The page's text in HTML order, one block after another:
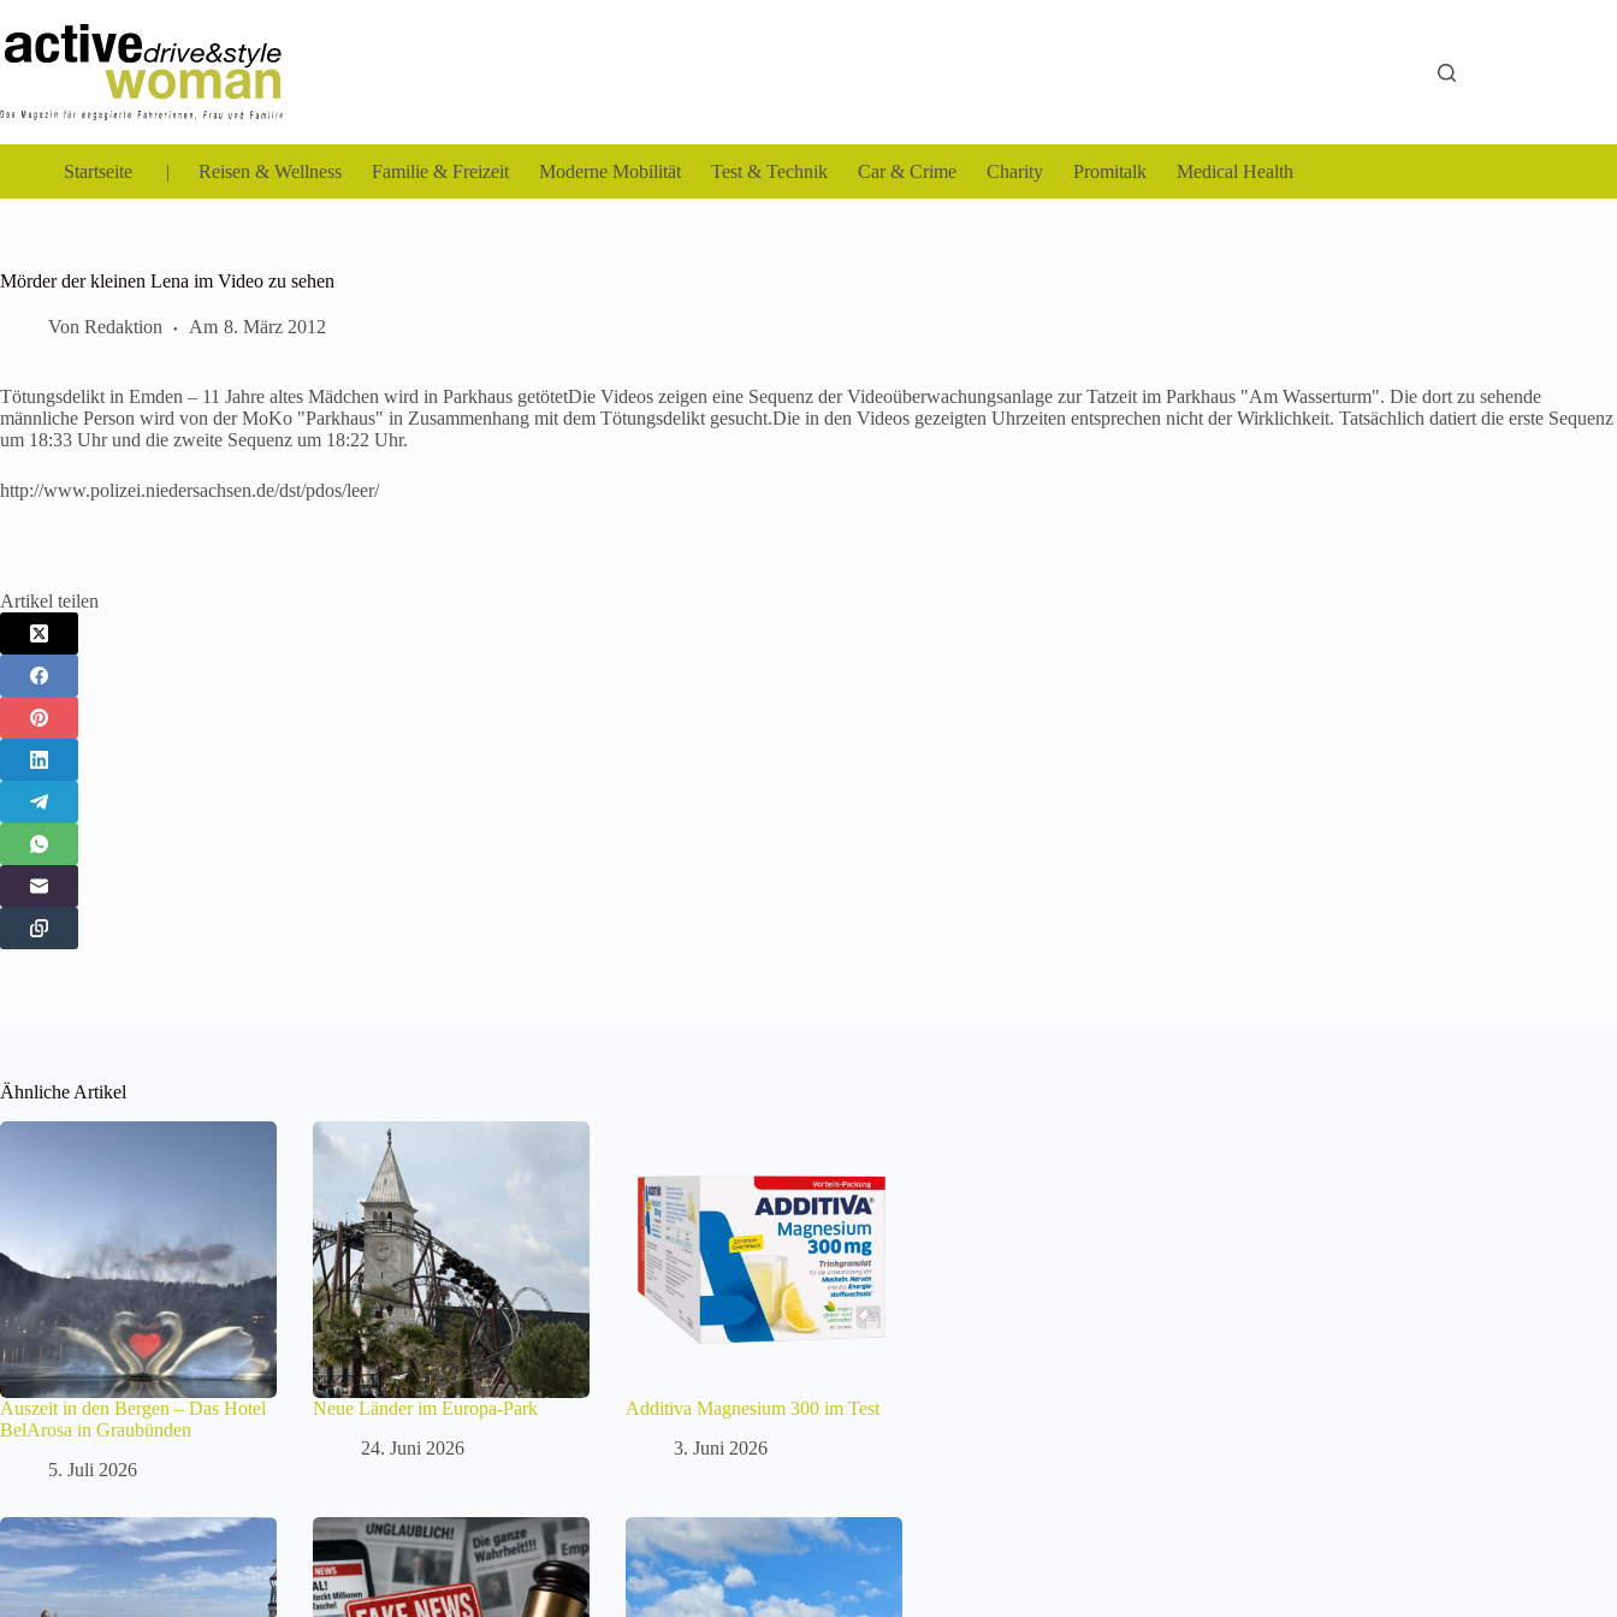
Inhalt
springen
Startseite Reisen & Wellness Familie & Freizeit Moderne Mobilität Test & Technik Car & Crime Charity Promitalk Medical Health
Mörder der kleinen Lena im Video zu sehen
Von Redaktion Am 8. März 2012
Tötungsdelikt in Emden – 11 Jahre altes Mädchen wird in Parkhaus getötetDie Videos zeigen eine Sequenz der Videoüberwachungsanlage zur Tatzeit im Parkhaus "Am Wasserturm". Die dort zu sehende
männliche Person wird von der MoKo "Parkhaus" in Zusammenhang mit dem Tötungsdelikt gesucht.Die in den Videos gezeigten Uhrzeiten entsprechen nicht der Wirklichkeit. Tatsächlich datiert die erste Sequenz
um 18:33 Uhr und die zweite Sequenz um 18:22 Uhr.
http://www.polizei.niedersachsen.de/dst/pdos/leer/
Artikel teilen
Ähnliche Artikel
Auszeit in den Bergen – Das Hotel
BelArosa in Graubünden
5. Juli 2026
Neue Länder im Europa-Park
24. Juni 2026
Additiva Magnesium 300 im Test
3. Juni 2026